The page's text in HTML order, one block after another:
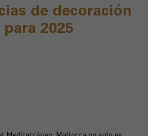
de decoración
para 2025